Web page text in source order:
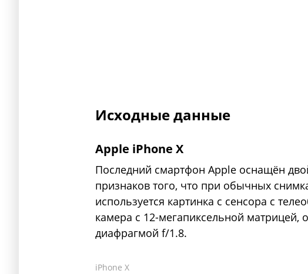
Исходные данные
Apple iPhone X
Последний смартфон Apple оснащён
признаков того, что при обычных
используется картинка с сенсора с
камера с 12-мегапиксельной матрицей,
диафрагмой f/1.8.
iPhone X